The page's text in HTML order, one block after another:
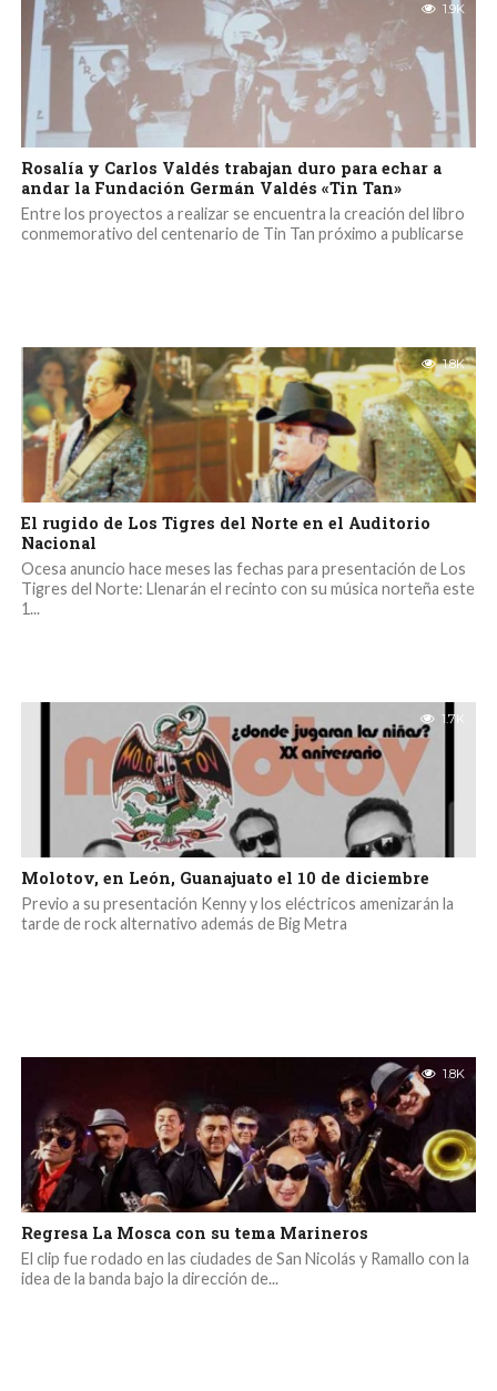
1.9K
Rosalía y Carlos Valdés trabajan duro para echar a
andar la Fundación Germán Valdés «Tin Tan»
Entre los proyectos a realizar se encuentra la creación del libro
conmemorativo del centenario de Tin Tan próximo a publicarse
1.8K
El rugido de Los Tigres del Norte en el Auditorio
Nacional
Ocesa anuncio hace meses las fechas para presentación de Los
Tigres del Norte: Llenarán el recinto con su música norteña este
1...
1.7K
Molotov, en León, Guanajuato el 10 de diciembre
Previo a su presentación Kenny y los eléctricos amenizarán la
tarde de rock alternativo además de Big Metra
1.8K
Regresa La Mosca con su tema Marineros
El clip fue rodado en las ciudades de San Nicolás y Ramallo con la
idea de la banda bajo la dirección de...